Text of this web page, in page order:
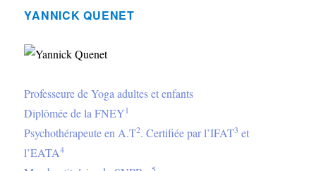
YANNICK QUENET
Professeure de Yoga adultes et enfants
Diplômée de la FNEY1
Psychothérapeute en A.T2. Certifiée par l’IFAT3 et
l’EATA4
5